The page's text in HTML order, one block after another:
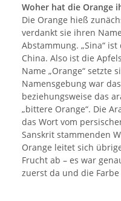
Woher hat die Orange
Die Orange hieß
verdankt sie ihren
Abstammung. „Sina“
China. Also ist die
Name „Orange“ setzte
Namensgebung war
beziehungsweise das
„bittere Orange“. Die
das Wort vom
Sanskrit stammenden
Orange leitet sich
Frucht ab – es war
zuerst da und die